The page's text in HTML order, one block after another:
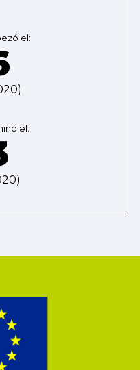
el:
el: